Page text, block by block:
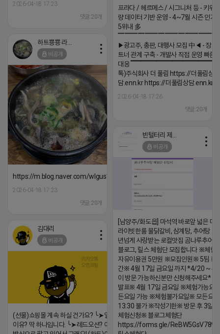
프라다 / 헤르메스 / 시그니처 등 - 키워
량 데이터 기반 운영 - 4~7월 시즌 인기
5위내 多
▶광고주, 총판, 대행사 모집 中◀ - 장기
트너 관계 구축 - 개발사 직접 운영 빠른
대응
톡)주식회사 더 풀림 https://더풀림상
담.enn.kr https://더풀림상담.enn.kr
2026-04-18 17:26
댓글:20개
2026-04-18 17:23
댓글:20개
하트뿅뿅 라이언
비공개
https://m.blog.naver.com/wlgus1647/224253846149
2026-04-18 17:23
댓글:20개
비공개
[남양주/화도읍] 마석역 바로앞 넓은 매
라이빗한룸 물닭갈비, 삼계탕, 추어탕 맛
년넘게 사랑받는 로컬맛집 곰나루추어
블로그, 릴스 체험단 모집합니다 ※체험
자유이용권 5만원 ※모집인원※ 5팀 ※
간※ 4월 17일 금요일 까지 *4/20 ~ 4/
이 방문 가능하신분만 신청해주세요* ※
발표※ 4월 17일 금요일 ※체험가능요
든요일 가능 ※체험불가요일※ 모든요
13:30 불가 ※작성기한※ 방문 후 3일
체험신청※ 블로그체험단
https://forms.gle/
김대리
비공개
(선물)쇼핑몰 계속 하실 건가요? ╰➤열심히 해도 안되는
이유? 딱 하나입니다. ╰➤레드오션? 아니요! ╰➤모두 같은